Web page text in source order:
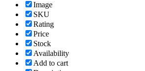
Image
SKU
Rating
Price
Stock
Availability
Add to cart